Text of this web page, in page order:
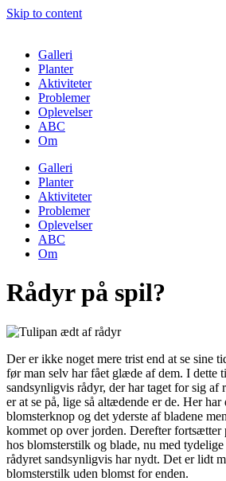
Skip to content
Galleri
Planter
Aktiviteter
Problemer
Oplevelser
ABC
Om
Galleri
Planter
Aktiviteter
Problemer
Oplevelser
ABC
Om
Rådyr på spil?
Der er ikke noget mere trist end at se sine
før man selv har fået glæde af dem. I dette
sandsynligvis rådyr, der har taget for sig af
er at se på, lige så altædende er de. Her har
blomsterknop og det yderste af bladene
kommet op over jorden. Derefter fortsætter
hos blomsterstilk og blade, nu med
rådyret sandsynligvis har nydt. Det er lidt
blomsterstilk uden blomst for enden.